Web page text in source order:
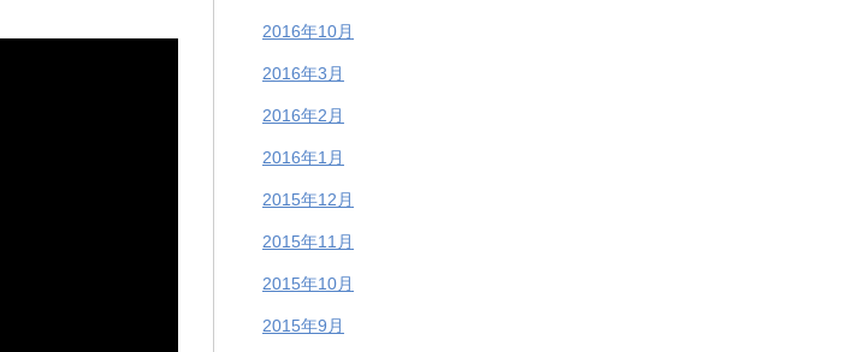
2016年10月
2016年3月
2016年2月
2016年1月
2015年12月
2015年11月
2015年10月
2015年9月